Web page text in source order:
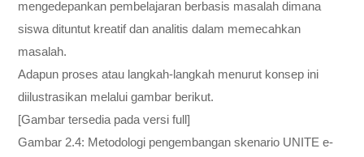
mengedepankan pembelajaran berbasis masalah dimana
siswa dituntut kreatif dan analitis dalam memecahkan
masalah.
Adapun proses atau langkah-langkah menurut konsep ini
diilustrasikan melalui gambar berikut.
[Gambar tersedia pada versi full]
Gambar 2.4: Metodologi pengembangan skenario UNITE e-